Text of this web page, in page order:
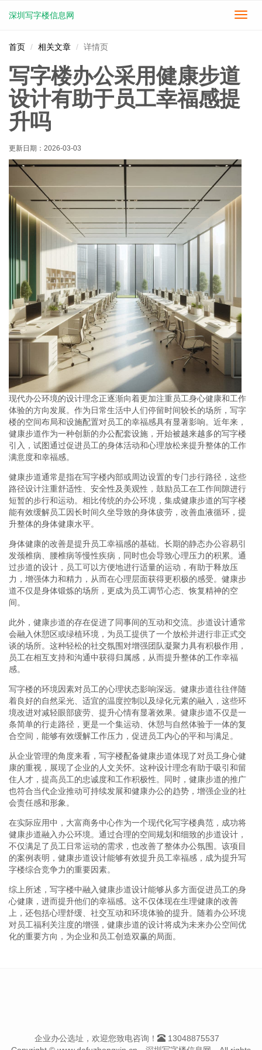
切
深圳写字楼信息网
首页 相关文章 详情页
写字楼办公采用健康步道
设计有助于员工幸福感提
升吗
更新日期： 2026-03-03
现代办公环境的设计理念正逐渐向着更加注重员工身心健康和工作
体验的方向发展。作为日常生活中人们停留时间较长的场所，写字
楼的空间布局和设施配置对员工的幸福感具有显著影响。近年来，
健康步道作为一种创新的办公配套设施，开始被越来越多的写字楼
引入，试图通过促进员工的身体活动和心理放松来提升整体的工作
满意度和幸福感。
健康步道通常是指在写字楼内部或周边设置的专门步行路径，这些
路径设计注重舒适性、安全性及美观性，鼓励员工在工作间隙进行
短暂的步行和运动。相比传统的办公环境，集成健康步道的写字楼
能有效缓解员工因长时间久坐导致的身体疲劳，改善血液循环，提
升整体的身体健康水平。
身体健康的改善是提升员工幸福感的基础。长期的静态办公容易引
发颈椎病、腰椎病等慢性疾病，同时也会导致心理压力的积累。通
过步道的设计，员工可以方便地进行适量的运动，有助于释放压
力，增强体力和精力，从而在心理层面获得更积极的感受。健康步
道不仅是身体锻炼的场所，更成为员工调节心态、恢复精神的空
间。
此外，健康步道的存在促进了同事间的互动和交流。步道设计通常
会融入休憩区或绿植环境，为员工提供了一个放松并进行非正式交
谈的场所。这种轻松的社交氛围对增强团队凝聚力具有积极作用，
员工在相互支持和沟通中获得归属感，从而提升整体的工作幸福
感。
写字楼的环境因素对员工的心理状态影响深远。健康步道往往伴随
着良好的自然采光、适宜的温度控制以及绿化元素的融入，这些环
境改进对减轻眼部疲劳、提升心情有显著效果。健康步道不仅是一
条简单的行走路径，更是一个集运动、休憩与自然体验于一体的复
合空间，能够有效缓解工作压力，促进员工内心的平和与满足。
从企业管理的角度来看，写字楼配备健康步道体现了对员工身心健
康的重视，展现了企业的人文关怀。这种设计理念有助于吸引和留
住人才，提高员工的忠诚度和工作积极性。同时，健康步道的推广
也符合当代企业推动可持续发展和健康办公的趋势，增强企业的社
会责任感和形象。
在实际应用中，大富商务中心作为一个现代化写字楼典范，成功将
健康步道融入办公环境。通过合理的空间规划和细致的步道设计，
不仅满足了员工日常运动的需求，也改善了整体办公氛围。该项目
的案例表明，健康步道设计能够有效提升员工幸福感，成为提升写
字楼综合竞争力的重要因素。
综上所述，写字楼中融入健康步道设计能够从多方面促进员工的身
心健康，进而提升他们的幸福感。这不仅体现在生理健康的改善
上，还包括心理舒缓、社交互动和环境体验的提升。随着办公环境
对员工福利关注度的增强，健康步道的设计将成为未来办公空间优
化的重要方向，为企业和员工创造双赢的局面。
企业办公选址，欢迎您致电咨询！
13048875537